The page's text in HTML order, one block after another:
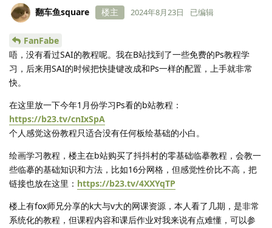
翻车鱼square 楼主 2024年8月23日 已编辑
FanFabe
唔，没有看过SAI的教程呢。我在B站找到了一些免费的Ps教程学
习，后来用SAI的时候把快捷键改成和Ps一样的配置，上手就非常
快。
在这里放一下今年1月份学习Ps看的b站教程：
https://b23.tv/cnIxSpA
个人感觉这份教程只适合没有任何板绘基础的小白。
绘画学习教程，楼主在b站购买了抖抖村的零基础临摹教程，会教一
些临摹的基础知识和方法，比如16分网格，但感觉性价比不高，把
链接也放在这里： https://b23.tv/4XXYqTP
楼上有fox师兄分享的k大与v大的网课资源，本人看了几期，是非常
系统化的教程，但课程内容和课后作业对我来说有点难懂，可以参